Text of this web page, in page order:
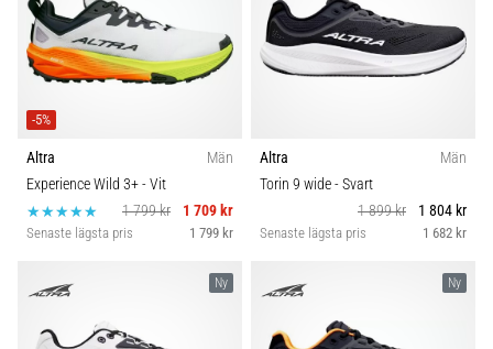
-5%
Altra
Män
Experience Wild 3+- Vit
1 799 kr
1 709 kr
Senaste lägsta pris 1 799 kr
Altra
Män
Torin 9 wide- Svart
1 899 kr
1 804 kr
Senaste lägsta pris 1 682 kr
Ny Ny